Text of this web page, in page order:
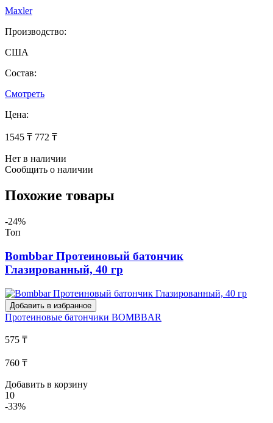
Maxler
Производство:
США
Состав:
Смотреть
Цена:
1545 ₸ 772 ₸
Нет в наличии
Сообщить о наличии
Похожие товары
-24%
Топ
Bombbar Протеиновый батончик
Глазированный, 40 гр
Добавить в избранное
Протеиновые батончики BOMBBAR
575 ₸
760 ₸
Добавить в корзину
10
-33%